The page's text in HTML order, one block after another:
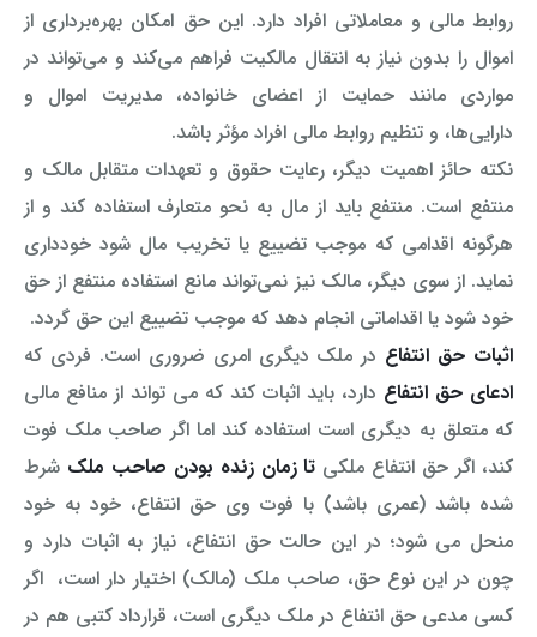
روابط مالی و معاملاتی افراد دارد. این حق امکان بهره‌برداری از
اموال را بدون نیاز به انتقال مالکیت فراهم می‌کند و می‌تواند در
مواردی مانند حمایت از اعضای خانواده، مدیریت اموال و
دارایی‌ها، و تنظیم روابط مالی افراد مؤثر باشد.
نکته حائز اهمیت دیگر، رعایت حقوق و تعهدات متقابل مالک و
منتفع است. منتفع باید از مال به نحو متعارف استفاده کند و از
هرگونه اقدامی که موجب تضییع یا تخریب مال شود خودداری
نماید. از سوی دیگر، مالک نیز نمی‌تواند مانع استفاده منتفع از حق
خود شود یا اقداماتی انجام دهد که موجب تضییع این حق گردد.
اثبات حق انتفاع در ملک دیگری امری ضروری است. فردی که
ادعای حق انتفاع دارد، باید اثبات کند که می تواند از منافع مالی
که متعلق به دیگری است استفاده کند اما اگر صاحب ملک فوت
کند، اگر حق انتفاع ملکی تا زمان زنده بودن صاحب ملک شرط
شده باشد (عمری باشد) با فوت وی حق انتفاع، خود به خود
منحل می شود؛ در این حالت حق انتفاع، نیاز به اثبات دارد و
چون در این نوع حق، صاحب ملک (مالک) اختیار دار است، اگر
کسی مدعی حق انتفاع در ملک دیگری است، قرارداد کتبی هم در